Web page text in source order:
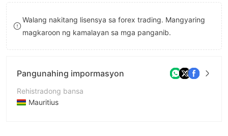
9 8
9
Walang nakitang lisensya sa forex trading. Mangyaring
magkaroon ng kamalayan sa mga panganib.
Pangunahing impormasyon
Rehistradong bansa
Mauritius